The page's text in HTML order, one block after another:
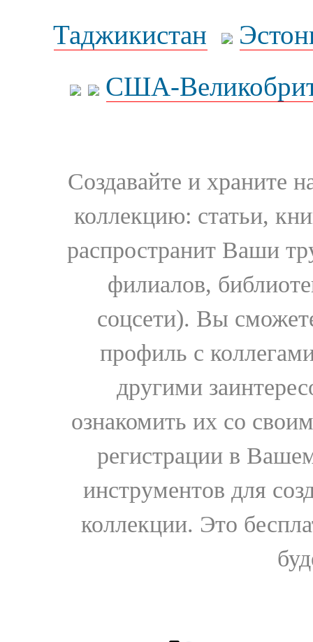
Таджикистан
США-
Создавайте и храните
коллекцию: статьи,
распространит Ваши
филиалов,
соцсети). Вы
профиль с
другими
ознакомить их со
регистрации в
инструментов для
коллекции. Это